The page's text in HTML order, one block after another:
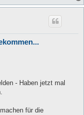
- Haben jetzt mal
für die